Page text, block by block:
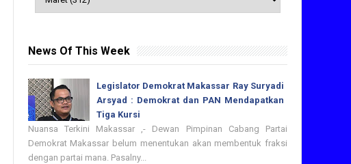
News Of This Week
Legislator Demokrat Makassar Ray Suryadi
Arsyad : Demokrat dan PAN Mendapatkan
Tiga Kursi
Nuansa Terkini Makassar ,- Dewan Pimpinan Cabang Partai
Demokrat Makassar belum menentukan akan membentuk fraksi
dengan partai mana. Pasalny...